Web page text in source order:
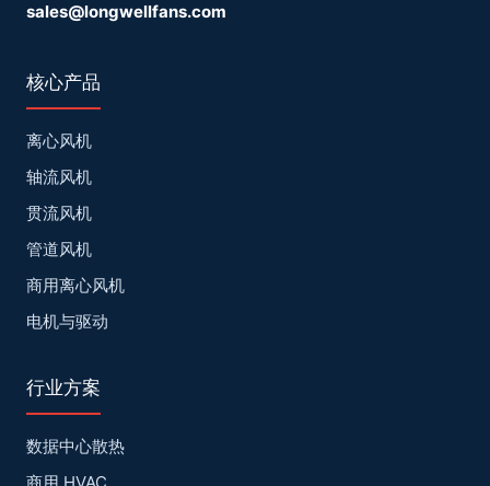
sales@longwellfans.com
核心产品
离心风机
轴流风机
贯流风机
管道风机
商用离心风机
电机与驱动
行业方案
数据中心散热